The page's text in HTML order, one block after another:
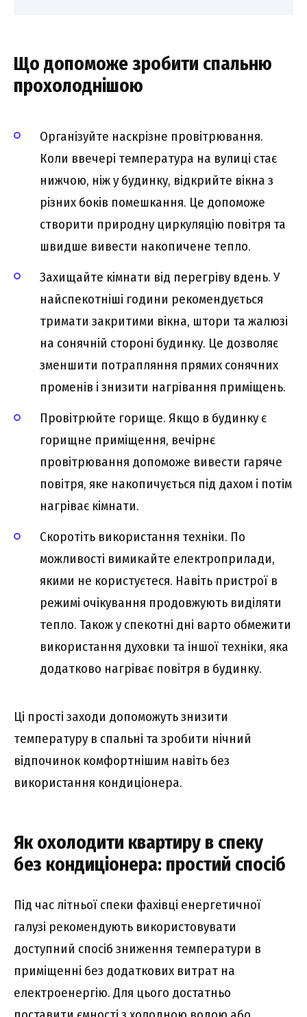
Що допоможе зробити спальню
прохолоднішою
Організуйте наскрізне провітрювання.
Коли ввечері температура на вулиці стає
нижчою, ніж у будинку, відкрийте вікна з
різних боків помешкання. Це допоможе
створити природну циркуляцію повітря та
швидше вивести накопичене тепло.
Захищайте кімнати від перегріву вдень. У
найспекотніші години рекомендується
тримати закритими вікна, штори та жалюзі
на сонячній стороні будинку. Це дозволяє
зменшити потрапляння прямих сонячних
променів і знизити нагрівання приміщень.
Провітрюйте горище. Якщо в будинку є
горищне приміщення, вечірнє
провітрювання допоможе вивести гаряче
повітря, яке накопичується під дахом і потім
нагріває кімнати.
Скоротіть використання техніки. По
можливості вимикайте електроприлади,
якими не користуєтеся. Навіть пристрої в
режимі очікування продовжують виділяти
тепло. Також у спекотні дні варто обмежити
використання духовки та іншої техніки, яка
додатково нагріває повітря в будинку.
Ці прості заходи допоможуть знизити
температуру в спальні та зробити нічний
відпочинок комфортнішим навіть без
використання кондиціонера.
Як охолодити квартиру в спеку
без кондиціонера: простий спосіб
Під час літньої спеки фахівці енергетичної
галузі рекомендують використовувати
доступний спосіб зниження температури в
приміщенні без додаткових витрат на
електроенергію. Для цього достатньо